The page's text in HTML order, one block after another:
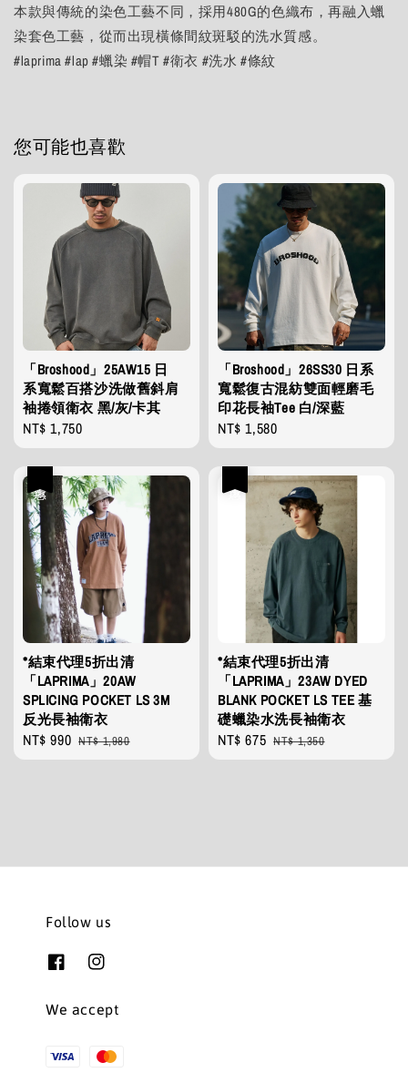
本款與傳統的染色工藝不同，採用480G的色織布，再融入蠟
染套色工藝，從而出現橫條間紋斑駁的洗水質感。
#laprima #lap #蠟染 #帽T #衛衣 #洗水 #條紋
您可能也喜歡
「Broshood」25AW15 日
系寬鬆百搭沙洗做舊斜肩
袖捲領衛衣 黑/灰/卡其
Regular
price
NT$ 1,750
「Broshood」26SS30 日系
寬鬆復古混紡雙面輕磨毛
印花長袖Tee 白/深藍
Regular
price
NT$ 1,580
*結束代理5折出清
「LAPRIMA」20AW
SPLICING POCKET LS 3M
反光長袖衛衣
Sale
price
NT$ 990 Regular
price
NT$ 1,980
*結束代理5折出清
「LAPRIMA」23AW DYED
BLANK POCKET LS TEE 基
礎蠟染水洗長袖衛衣
Sale
price
NT$ 675 Regular
price
NT$ 1,350
Follow us
We accept